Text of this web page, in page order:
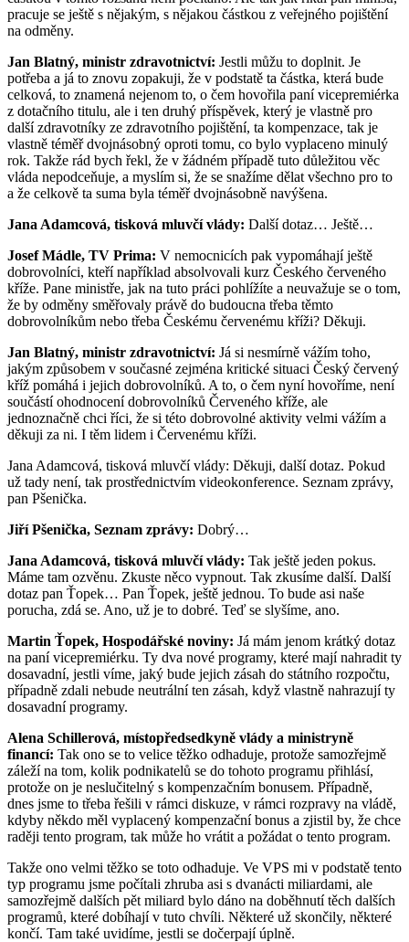
pracuje se ještě s nějakým, s nějakou částkou z veřejného pojištění
na odměny.
Jan Blatný, ministr zdravotnictví: Jestli můžu to doplnit. Je
potřeba a já to znovu zopakuji, že v podstatě ta částka, která bude
celková, to znamená nejenom to, o čem hovořila paní vicepremiérka
z dotačního titulu, ale i ten druhý příspěvek, který je vlastně pro
další zdravotníky ze zdravotního pojištění, ta kompenzace, tak je
vlastně téměř dvojnásobný oproti tomu, co bylo vyplaceno minulý
rok. Takže rád bych řekl, že v žádném případě tuto důležitou věc
vláda nepodceňuje, a myslím si, že se snažíme dělat všechno pro to
a že celkově ta suma byla téměř dvojnásobně navýšena.
Jana Adamcová, tisková mluvčí vlády: Další dotaz… Ještě…
Josef Mádle, TV Prima: V nemocnicích pak vypomáhají ještě
dobrovolníci, kteří například absolvovali kurz Českého červeného
kříže. Pane ministře, jak na tuto práci pohlížíte a neuvažuje se o tom,
že by odměny směřovaly právě do budoucna třeba těmto
dobrovolníkům nebo třeba Českému červenému kříži? Děkuji.
Jan Blatný, ministr zdravotnictví: Já si nesmírně vážím toho,
jakým způsobem v současné zejména kritické situaci Český červený
kříž pomáhá i jejich dobrovolníků. A to, o čem nyní hovoříme, není
součástí ohodnocení dobrovolníků Červeného kříže, ale
jednoznačně chci říci, že si této dobrovolné aktivity velmi vážím a
děkuji za ni. I těm lidem i Červenému kříži.
Jana Adamcová, tisková mluvčí vlády: Děkuji, další dotaz. Pokud
už tady není, tak prostřednictvím videokonference. Seznam zprávy,
pan Pšenička.
Jiří Pšenička, Seznam zprávy: Dobrý…
Jana Adamcová, tisková mluvčí vlády: Tak ještě jeden pokus.
Máme tam ozvěnu. Zkuste něco vypnout. Tak zkusíme další. Další
dotaz pan Ťopek… Pan Ťopek, ještě jednou. To bude asi naše
porucha, zdá se. Ano, už je to dobré. Teď se slyšíme, ano.
Martin Ťopek, Hospodářské noviny: Já mám jenom krátký dotaz
na paní vicepremiérku. Ty dva nové programy, které mají nahradit ty
dosavadní, jestli víme, jaký bude jejich zásah do státního rozpočtu,
případně zdali nebude neutrální ten zásah, když vlastně nahrazují ty
dosavadní programy.
Alena Schillerová, místopředsedkyně vlády a ministryně
financí: Tak ono se to velice těžko odhaduje, protože samozřejmě
záleží na tom, kolik podnikatelů se do tohoto programu přihlásí,
protože on je neslučitelný s kompenzačním bonusem. Případně,
dnes jsme to třeba řešili v rámci diskuze, v rámci rozpravy na vládě,
kdyby někdo měl vyplacený kompenzační bonus a zjistil by, že chce
raději tento program, tak může ho vrátit a požádat o tento program.
Takže ono velmi těžko se toto odhaduje. Ve VPS mi v podstatě tento
typ programu jsme počítali zhruba asi s dvanácti miliardami, ale
samozřejmě dalších pět miliard bylo dáno na doběhnutí těch dalších
programů, které dobíhají v tuto chvíli. Některé už skončily, některé
končí. Tam také uvidíme, jestli se dočerpají úplně.